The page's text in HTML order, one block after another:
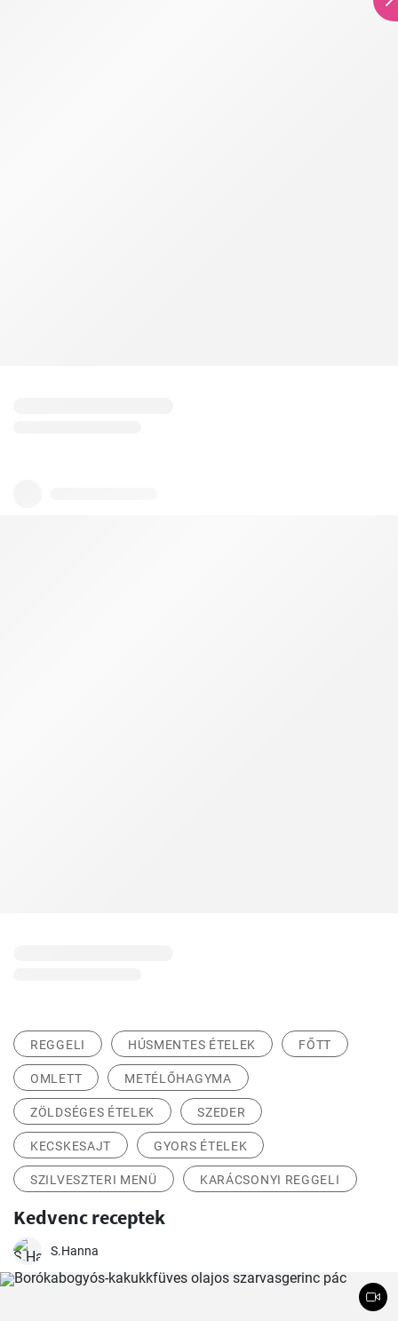
REGGELI HÚSMENTES ÉTELEK FŐTT
OMLETT METÉLŐHAGYMA
ZÖLDSÉGES ÉTELEK SZEDER
KECSKESAJT GYORS ÉTELEK
SZILVESZTERI MENÜ KARÁCSONYI REGGELI
Kedvenc receptek
S.Hanna